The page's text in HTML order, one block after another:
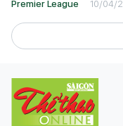
Premier League 10/04/